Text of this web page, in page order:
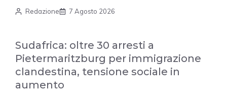
Redazione 7 Agosto 2026
Sudafrica: oltre 30 arresti a
Pietermaritzburg per immigrazione
clandestina, tensione sociale in
aumento